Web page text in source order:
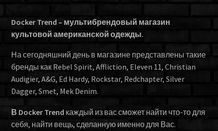
Docker Trend – мультибрендовый магазин
культовой американской одежды.
На сегодняшний день в магазине представлены такие
бренды как Rebel Spirit, Affliction, Eleven 11, Christian
Audigier, A&G, Ed Hardy, Rockstar, Redchapter, Silver
Dagger, Smet, Mek Denim.
В Docker Trend каждый из вас сможет найти что-то для
себя, найти вещь, сделанную именно для Вас.